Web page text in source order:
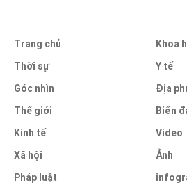
Trang chủ
Thời sự
Góc nhìn
Thế giới
Kinh tế
Xã hội
Pháp luật
Khoa
Y tế
Địa
Biển
Video
Ảnh